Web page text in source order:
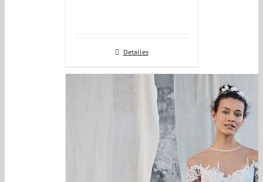
Detalles